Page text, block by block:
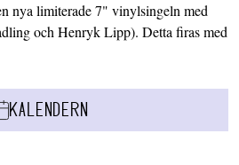
nya limiterade 7" vinylsingeln med
och Henryk Lipp). Detta firas med
KALENDERN